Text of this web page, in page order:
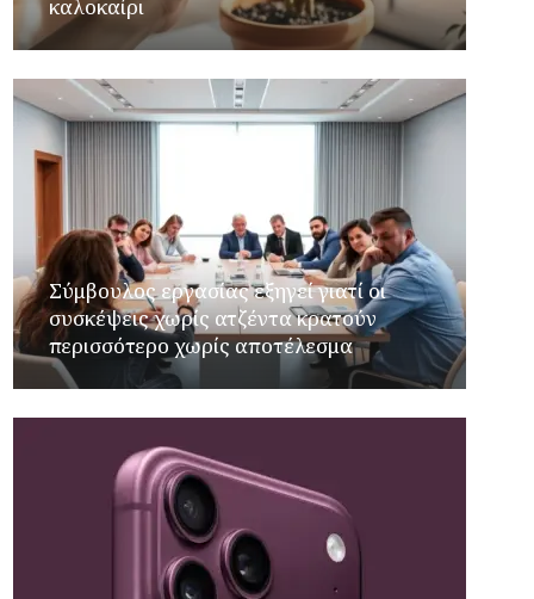
καλοκαίρι
Σύμβουλος εργασίας εξηγεί γιατί οι
συσκέψεις χωρίς ατζέντα κρατούν
περισσότερο χωρίς αποτέλεσμα